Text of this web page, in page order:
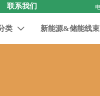
联系我们
类  新能源&储能线束